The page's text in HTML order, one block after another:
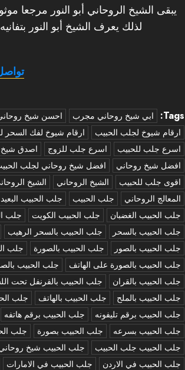
يبقى الشيخ الروحاني أبو النور مرجعا
لذلك يعرف الشيخ أبو النور
Tags: ‏ابي شيخ روحاني مجرب احسن شيخ
ارقام شيوخ لجلب الحبيب
ارقام شيوخ لفك السحر
اسرع جلب للحبيب
اسرع جلب للزوج اصدق شيخ
افضل شيخ روحاني
افضل شيخ روحاني لجلب
اقوى جلب للحبيب
الشيخ الروحاني الشيخ
المعالج الروحاني
جلب الحبيب جلب الحبيب البعيد
جلب الحبيب الغضبان
جلب الحبيب الكويت جلب
جلب الحبيب بالسحر
جلب الحبيب بالسحر الرهيب
جلب الحبيب بالصور
جلب الحبيب بالصورة
جلب
جلب الحبيب بالصورة على الهاتف
جلب الحبيب
جلب الحبيب بالقران
جلب الحبيب بالقرنفل تحت
جلب الحبيب بالملح
جلب الحبيب بالهاتف جلب
جلب الحبيب برقم تليفونه
جلب الحبيب برقم هاتفه
جلب الحبيب بسرعه
جلب الحبيب بصورة جلب
جلب الحبيب جلب الحبيب
جلب الحبيب شيخ
جلب الحبيب في الاردن
جلب الحبيب في الامارات